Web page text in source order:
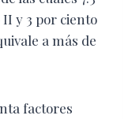
y 3 por ciento
a más de
factores